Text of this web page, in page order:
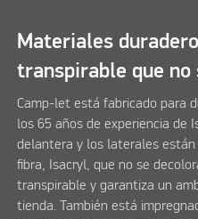
Materiales
transpirable que no
Camp-let está fabricado para
los 65 años de experiencia de
delantera y los laterales
fibra, Isacryl, que no se
transpirable y garantiza un
tienda. También está